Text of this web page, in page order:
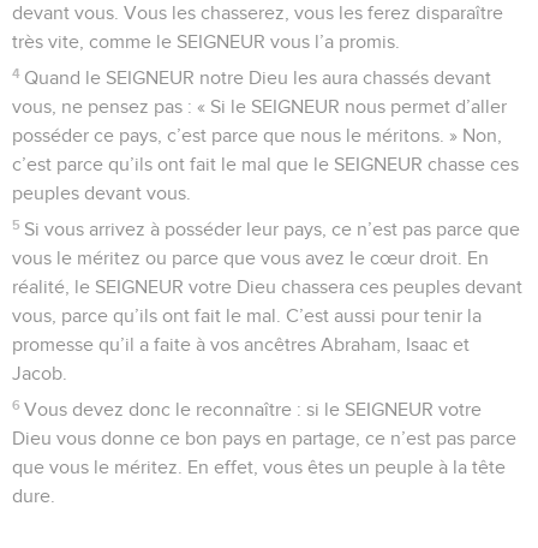
devant vous. Vous les chasserez, vous les ferez disparaître
très vite, comme le SEIGNEUR vous l’a promis.
4 Quand le SEIGNEUR notre Dieu les aura chassés devant
vous, ne pensez pas : « Si le SEIGNEUR nous permet d’aller
posséder ce pays, c’est parce que nous le méritons. » Non,
c’est parce qu’ils ont fait le mal que le SEIGNEUR chasse ces
peuples devant vous.
5 Si vous arrivez à posséder leur pays, ce n’est pas parce que
vous le méritez ou parce que vous avez le cœur droit. En
réalité, le SEIGNEUR votre Dieu chassera ces peuples devant
vous, parce qu’ils ont fait le mal. C’est aussi pour tenir la
promesse qu’il a faite à vos ancêtres Abraham, Isaac et
Jacob.
6 Vous devez donc le reconnaître : si le SEIGNEUR votre
Dieu vous donne ce bon pays en partage, ce n’est pas parce
que vous le méritez. En effet, vous êtes un peuple à la tête
dure.